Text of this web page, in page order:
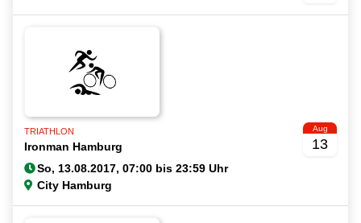
TRIATHLON
Ironman Hamburg
City Hamburg
Aug
13